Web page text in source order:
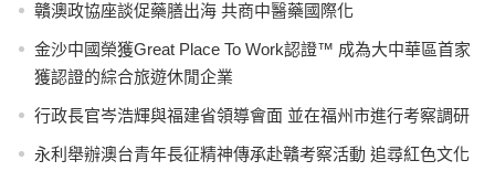
贛澳政協座談促藥膳出海 共商中醫藥國際化
金沙中國榮獲Great Place To Work認證™ 成為大中華區首家
獲認證的綜合旅遊休閒企業
行政長官岑浩輝與福建省領導會面 並在福州市進行考察調研
永利舉辦澳台青年長征精神傳承赴贛考察活動 追尋紅色文化